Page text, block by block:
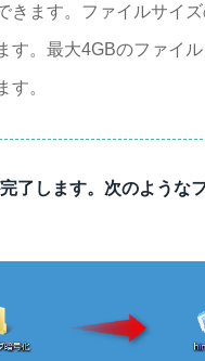
きます。ファイルサイ
す。最大4GBのファイ
す。
了します。次のような